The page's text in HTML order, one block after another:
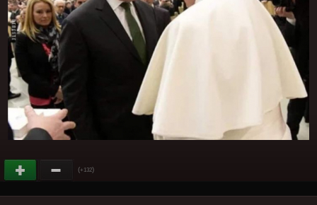
(+132)